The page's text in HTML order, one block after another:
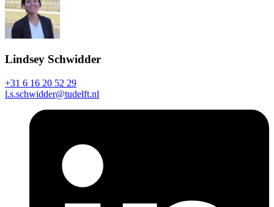
Lindsey Schwidder
+31 6 16 20 52 29
l.s.schwidder@tudelft.nl